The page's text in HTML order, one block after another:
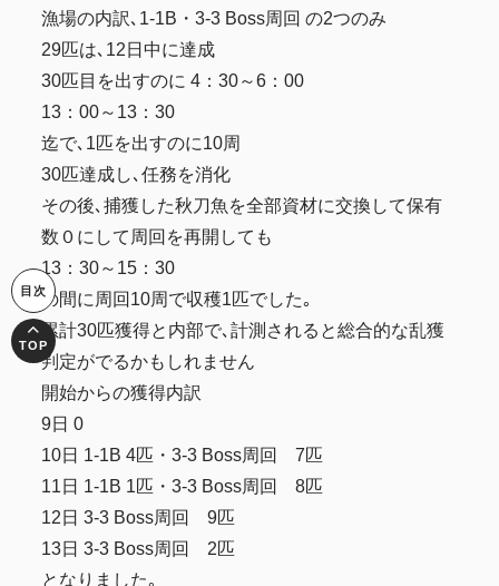
漁場の内訳､1-1B・3-3 Boss周回 の2つのみ
29匹は､12日中に達成
30匹目を出すのに 4：30～6：00
13：00～13：30
迄で､1匹を出すのに10周
30匹達成し､任務を消化
その後､捕獲した秋刀魚を全部資材に交換して保有
数０にして周回を再開しても
13：30～15：30
の間に周回10周で収穫1匹でした｡
累計30匹獲得と内部で､計測されると総合的な乱獲
判定がでるかもしれません
開始からの獲得内訳
9日 0
10日 1-1B 4匹・3-3 Boss周回 7匹
11日 1-1B 1匹・3-3 Boss周回 8匹
12日 3-3 Boss周回 9匹
13日 3-3 Boss周回 2匹
となりました｡